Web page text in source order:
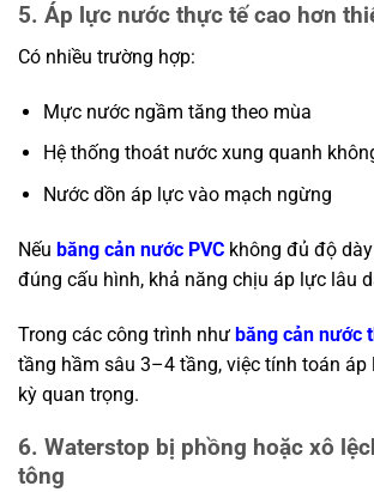
5. Áp lực nước thực tế cao hơn
Có nhiều trường hợp:
Mực nước ngầm tăng theo mùa
Hệ thống thoát nước xung quanh
Nước dồn áp lực vào mạch ngừng
Nếu băng cản nước PVC không đủ độ
đúng cấu hình, khả năng chịu áp lực lâu
Trong các công trình như băng cản nước
tầng hầm sâu 3–4 tầng, việc tính toán
kỳ quan trọng.
6. Waterstop bị phồng hoặc xô
tông